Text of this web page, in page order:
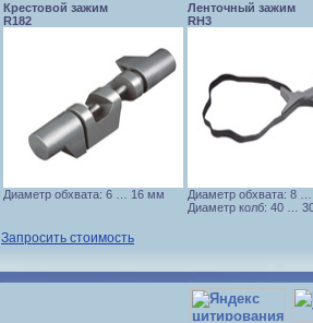
Крестовой зажим
R182
Диаметр обхвата: 6 … 16 мм
Ленточный зажим
RH3
Диаметр обхвата: 8
Диаметр колб: 40 …
Запросить стоимость